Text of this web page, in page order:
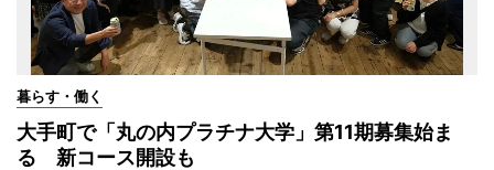
暮らす・働く
大手町で「丸の内プラチナ大学」第11期募集始ま
る 新コース開設も